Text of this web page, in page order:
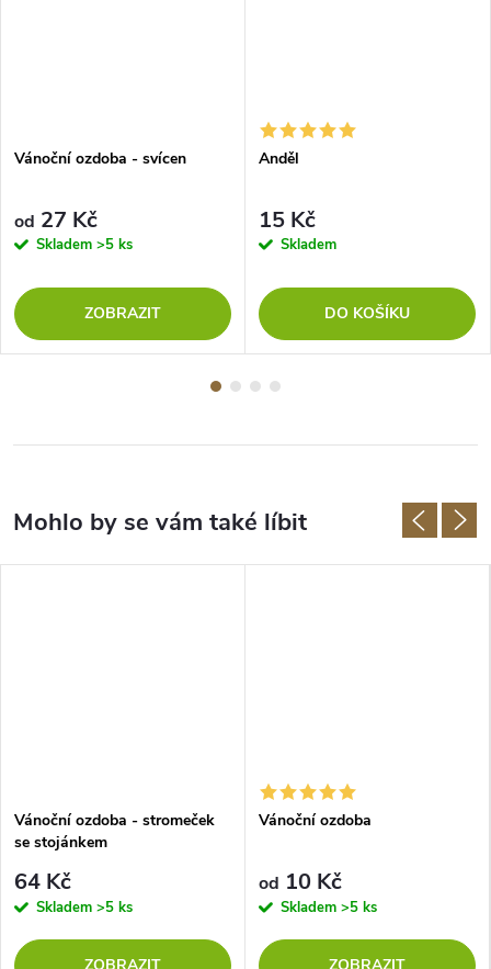
Vánoční ozdoba - svícen
od 27 Kč
Skladem >5 ks
ZOBRAZIT
Anděl
15 Kč
Skladem
DO KOŠÍKU
Vánoční ozdoba - stromeček
se stojánkem
64 Kč
Skladem >5 ks
ZOBRAZIT
Vánoční ozdoba
od 10 Kč
Skladem >5 ks
ZOBRAZIT